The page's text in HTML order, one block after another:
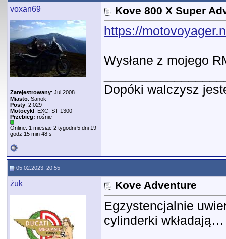
voxan69
Zarejestrowany: Jul 2008
Miasto: Sanok
Posty: 2,029
Motocykl: EXC, ST 1300
Przebieg: rośnie
Online: 1 miesiąc 2 tygodni 5 dni 19
godz 15 min 48 s
Kove 800 X Super
https://
Wysłane z mojego
Dopóki walczysz
05.02.2023, 20:55
żuk Kove Adventure
Egzystencjalnie
cylinderki